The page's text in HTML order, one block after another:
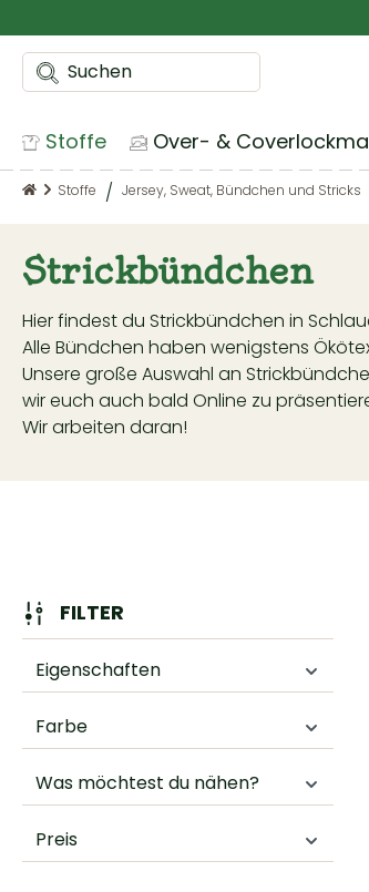
Stoffe Over- &
Stoffe Jersey, Sweat, Bündchen und Stricks
Strickbündchen
Hier findest du Strickbündchen in
Alle Bündchen haben wenigstens
Unsere große Auswahl an
wir euch auch bald Online zu
Wir arbeiten daran!
FILTER
Eigenschaften
Farbe
Was möchtest du nähen?
Preis